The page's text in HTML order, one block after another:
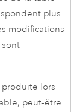
plus.
modifications
sont
produite lors
peut-être